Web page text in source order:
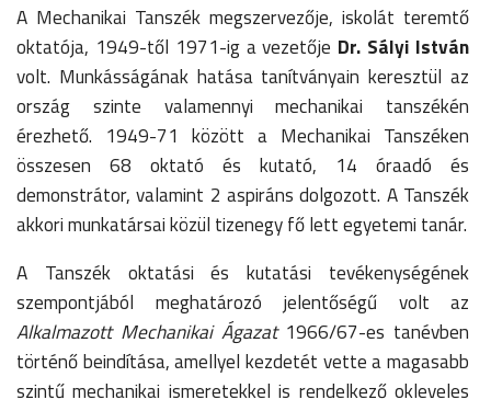
A Mechanikai Tanszék megszervezője, iskolát teremtő
oktatója, 1949-től 1971-ig a vezetője Dr. Sályi István
volt. Munkásságának hatása tanítványain keresztül az
ország szinte valamennyi mechanikai tanszékén
érezhető. 1949-71 között a Mechanikai Tanszéken
összesen 68 oktató és kutató, 14 óraadó és
demonstrátor, valamint 2 aspiráns dolgozott. A Tanszék
akkori munkatársai közül tizenegy fő lett egyetemi tanár.
A Tanszék oktatási és kutatási tevékenységének
szempontjából meghatározó jelentőségű volt az
Alkalmazott Mechanikai Ágazat1966/67-es tanévben
történő beindítása, amellyel kezdetét vette a magasabb
szintű mechanikai ismeretekkel is rendelkező okleveles